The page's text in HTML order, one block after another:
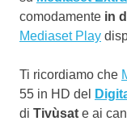
comodamente in
Mediaset Play
Ti ricordiamo che
55 in HD del
di Tivùsat e ai